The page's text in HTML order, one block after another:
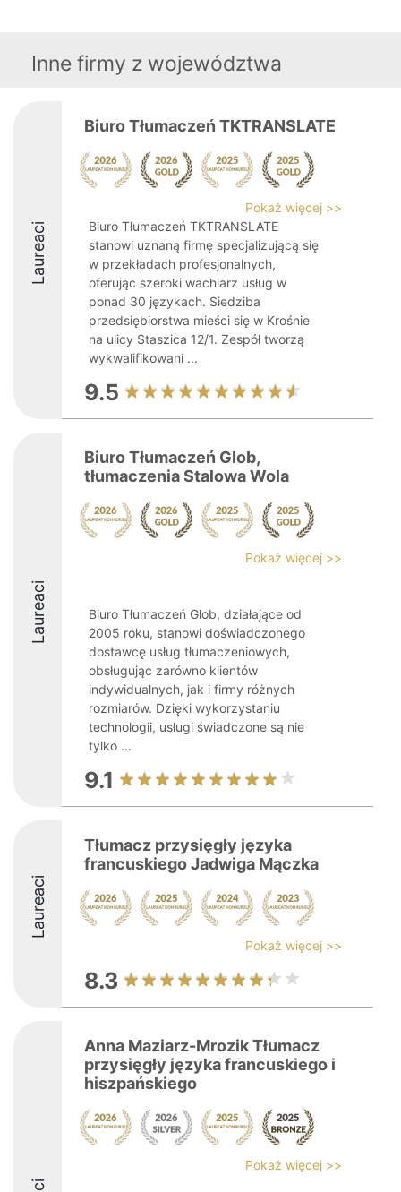
Inne firmy z województwa
Laureaci
Biuro Tłumaczeń TKTRANSLATE
Pokaż więcej >>
Biuro Tłumaczeń TKTRANSLATE
stanowi uznaną firmę specjalizującą się
w przekładach profesjonalnych,
oferując szeroki wachlarz usług w
ponad 30 językach. Siedziba
przedsiębiorstwa mieści się w Krośnie
na ulicy Staszica 12/1. Zespół tworzą
wykwalifikowani ...
9.5
Laureaci
Biuro Tłumaczeń Glob,
tłumaczenia Stalowa Wola
Pokaż więcej >>
Biuro Tłumaczeń Glob, działające od
2005 roku, stanowi doświadczonego
dostawcę usług tłumaczeniowych,
obsługując zarówno klientów
indywidualnych, jak i firmy różnych
rozmiarów. Dzięki wykorzystaniu
technologii, usługi świadczone są nie
tylko ...
9.1
Laureaci
Tłumacz przysięgły języka
francuskiego Jadwiga Mączka
Pokaż więcej >>
8.3
Anna Maziarz-Mrozik Tłumacz
przysięgły języka francuskiego i
hiszpańskiego
Pokaż więcej >>